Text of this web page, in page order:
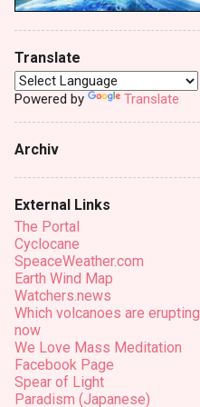
Translate
Powered by Translate
Archiv
External Links
The Portal
Cyclocane
SpeaceWeather.com
Earth Wind Map
Watchers.news
Which volcanoes are erupting
now
We Love Mass Meditation
Facebook Page
Spear of Light
Paradism (Japanese)